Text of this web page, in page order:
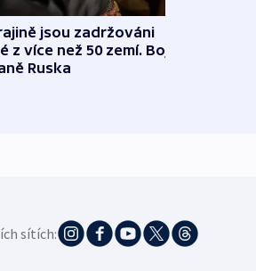
jsou zadržováni
z více než 50 zemí. Bojovali
Ruska
sítích: